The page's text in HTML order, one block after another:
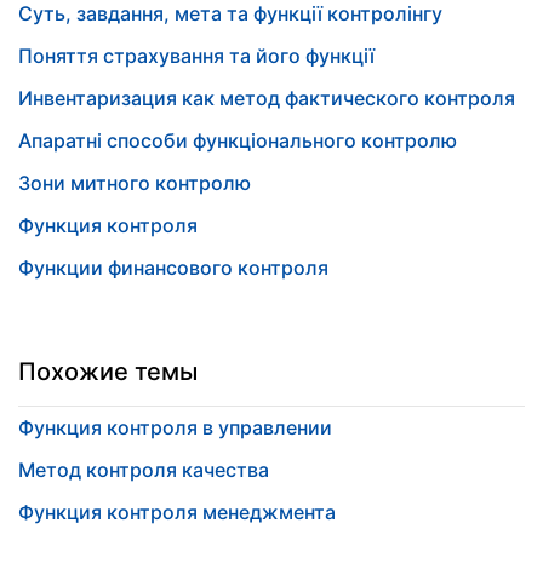
Суть, завдання, мета та функції контролінгу
Поняття страхування та його функції
Инвентаризация как метод фактического контроля
Апаратні способи функціонального контролю
Зони митного контролю
Функция контроля
Функции финансового контроля
Похожие темы
Функция контроля в управлении
Метод контроля качества
Функция контроля менеджмента